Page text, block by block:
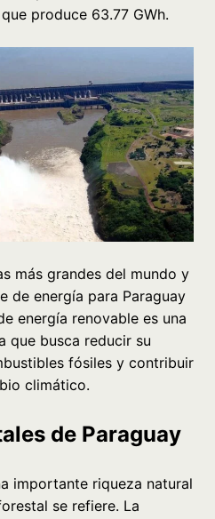
produce 63.77 GWh.
más grandes del mundo y
de energía para Paraguay
energía renovable es una
que busca reducir su
fósiles y contribuir
climático.
de Paraguay
importante riqueza natural
se refiere. La